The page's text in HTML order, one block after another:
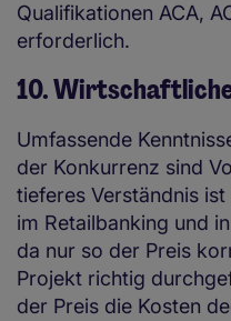
Qualifikationen ACA,
erforderlich.
10.
Umfassende
der Konkurrenz sind
tieferes Verständnis
im Retailbanking und
da nur so der Preis
Projekt richtig
der Preis die Kosten